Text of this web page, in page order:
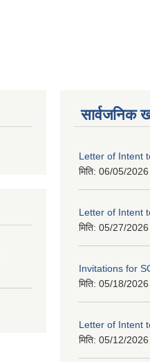
सार्वजनिक
Letter of Intent
मिति: 06/05/
Letter of Intent
मिति: 05/27/2026
Invitations for
मिति: 05/18/2026
Letter of Intent
मिति: 05/12/2026